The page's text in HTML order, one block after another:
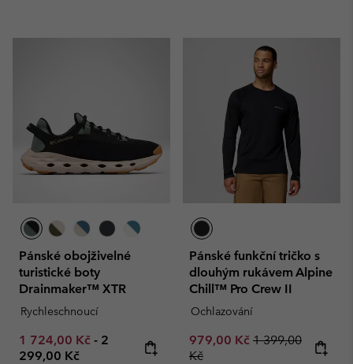
Pánské obojživelné
turistické boty
Drainmaker™ XTR
Rychleschnoucí
Minimum sale price:
1 724,00 Kč - Maximum price:
2
299,00 Kč
Pánské funkční tričko s
dlouhým rukávem Alpine
Chill™ Pro Crew II
Ochlazování
Sale price:
979,00 Kč Regular price:
1 399,00
Kč